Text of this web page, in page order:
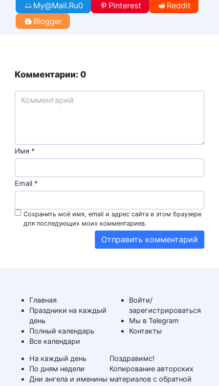
My@Mail.Ru0 Pinterest
Reddit
Blogger
Комментарии: 0
Имя *
Email *
Сохранить моё имя, email и адрес сайта в этом браузере
для последующих моих комментариев.
Главная
Праздники на каждый
день
Полный календарь
Все календари
На каждый день
По дням недели
Дни ангела и именины
Войти/
зарегистрироваться
Мы в Telegram
Контакты
Поздравимс!
Копирование авторских
материалов с обратной